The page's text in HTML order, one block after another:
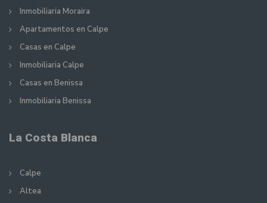
Inmobiliaria Moraira
Apartamentos en Calpe
Casas en Calpe
Inmobiliaria Calpe
Casas en Benissa
Inmobiliaria Benissa
La Costa Blanca
Calpe
Altea